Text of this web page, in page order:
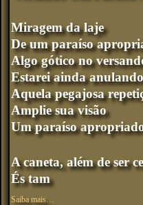
Miragem da laje
De um paraíso
Algo gótico no
Estarei ainda anulando
Aquela pegajosa
Amplie sua visão
Um paraíso
A caneta, além de ser
És tam
Saiba mais…